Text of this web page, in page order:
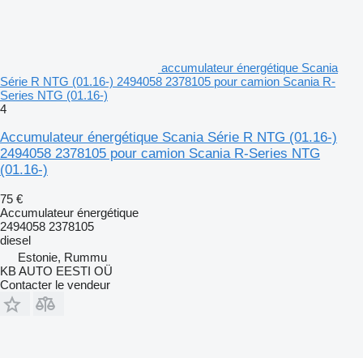
accumulateur énergétique Scania
Série R NTG (01.16-) 2494058 2378105 pour camion Scania R-
Series NTG (01.16-)
4
Accumulateur énergétique Scania Série R NTG (01.16-)
2494058 2378105 pour camion Scania R-Series NTG
(01.16-)
75 €
Accumulateur énergétique
2494058 2378105
diesel
Estonie, Rummu
KB AUTO EESTI OÜ
Contacter le vendeur